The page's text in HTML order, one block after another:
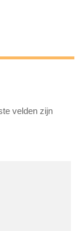
velden zijn